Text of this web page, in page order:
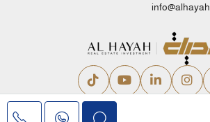
الخصوصية الشروط والأحكام